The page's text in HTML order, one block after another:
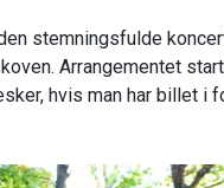
stemningsfulde
Arrangementet
hvis man har billet i